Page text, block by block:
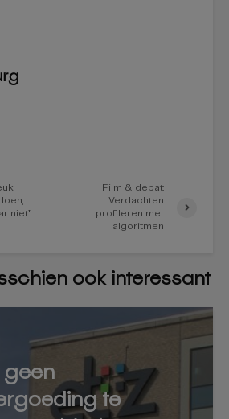
niet”
Film & debat:
Verdachten
profileren met
algoritmen
ook interessant
geen
te